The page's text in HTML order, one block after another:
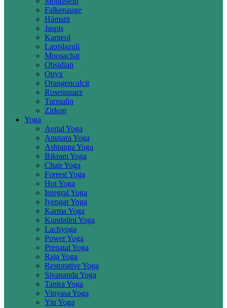
Falkenauge
Hämatit
Jaspis
Karneol
Lapislazuli
Moosachat
Obsidian
Onyx
Orangencalcit
Rosenquarz
Turmalin
Zirkon
Yoga
Aerial Yoga
Anusara Yoga
Ashtanga Yoga
Bikram Yoga
Chair Yoga
Forrest Yoga
Hot Yoga
Integral Yoga
Iyengar Yoga
Karma Yoga
Kundalini Yoga
Lachyoga
Power Yoga
Prenatal Yoga
Raja Yoga
Restorative Yoga
Sivananda Yoga
Tantra Yoga
Vinyasa Yoga
Yin Yoga